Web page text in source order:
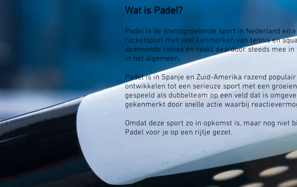
Wat is Padel?
Padel is de snelstgroeiende sport in Nederland en
racketsport met veel kenmerken van tennis en
spannende rallies en raakt daardoor steeds mee
in het algemeen.
Padel is in Spanje en Zuid-Amerika razend
ontwikkelen tot een serieuze sport met een
gespeeld als dubbelteam op een veld dat is
gekenmerkt door snelle actie waarbij
Omdat deze sport zo in opkomst is, maar nog niet
Padel voor je op een rijtje gezet.